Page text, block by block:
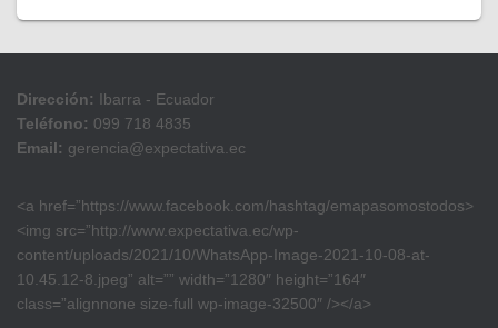
Dirección: Ibarra - Ecuador
Teléfono: 099 718 4835
Email: gerencia@expectativa.ec
<a href=”https://www.facebook.com/hashtag/emapasomostodos>
<img src=”http://www.expectativa.ec/wp-
content/uploads/2021/10/WhatsApp-Image-2021-10-08-at-
10.45.12-8.jpeg” alt=”” width=”1280″ height=”164″
class=”alignnone size-full wp-image-32500″ /></a>